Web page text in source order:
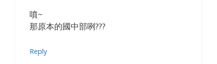
噴~
那原本的國中部咧???
Reply